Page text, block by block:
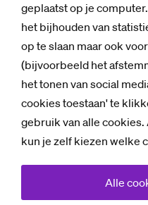
geplaatst op je
het bijhouden van
op te slaan maar ook
(bijvoorbeeld het
het tonen van social
cookies toestaan' te
gebruik van alle
kun je zelf kiezen welke
Alle